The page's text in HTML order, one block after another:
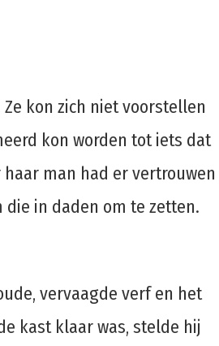
kon zich niet voorstellen
kon worden tot iets dat
man had er vertrouwen
in daden om te zetten.
vervaagde verf en het
kast klaar was, stelde hij